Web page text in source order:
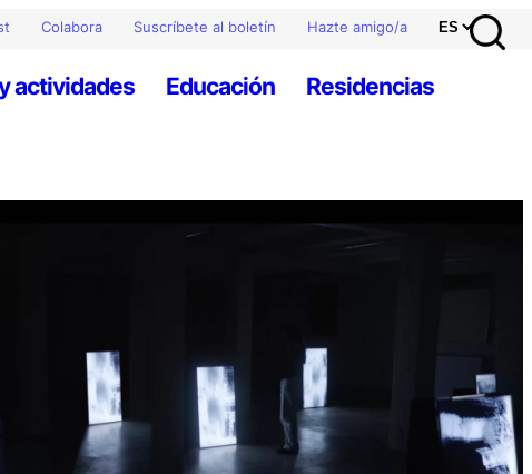
Colabora Suscríbete al boletín Hazte amigo/a
actividades Educación Residencias